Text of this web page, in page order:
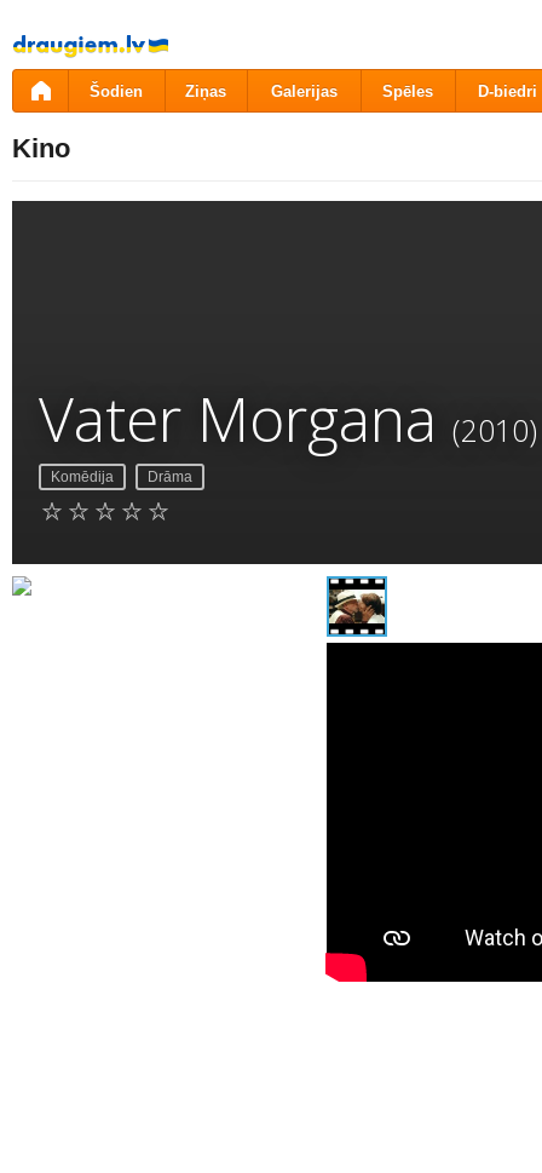
Pāriet
uz
saturu
Šodien Ziņas Galerijas Spēles D-biedri
Kino
Vater Morgana (2010)
Komēdija Drāma